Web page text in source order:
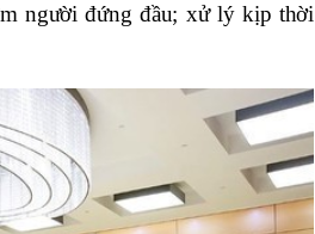
người đứng đầu; xử lý kịp thời